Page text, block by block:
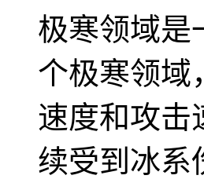
极寒领域是
个极寒领域
速度和攻击
续受到冰系